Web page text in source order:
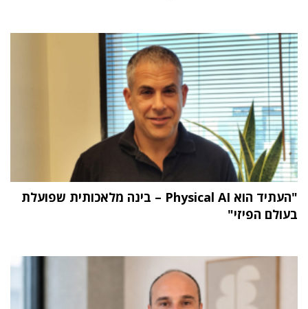
"העתיד הוא Physical AI – בינה מלאכותית שפועלת
בעולם הפיזי"